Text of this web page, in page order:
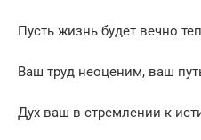
Пусть жизнь будет вечно
Ваш труд неоценим, ваш
Дух ваш в стремлении к